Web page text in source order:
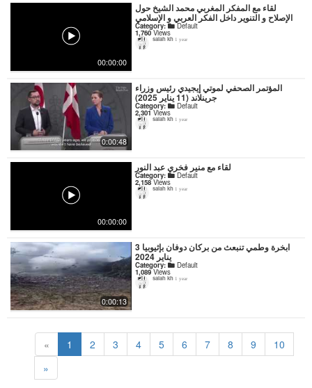
00:00:00
لقاء مع المفكر المغربي محمد الشيخ حول
الإصلاح و التنوير داخل الفكر العربي و الإسلامي
Category: Default
1,760Views
salah kh 1 year
0:00:48
المؤتمر الصحفي لموتي إيجيدي رئيس وزراء
جرينلاند (11 يناير 2025)
Category: Default
2,301Views
salah kh 1 year
00:00:00
لقاء مع منير فخري عبد النور
Category: Default
2,158Views
salah kh 1 year
0:00:13
ابخرة وطمي تنبعث من بركان دوفان بإثيوبيا 3
يناير 2024
Category: Default
1,089Views
salah kh 1 year
« 1 2 3 4 5 6 7 8 9
10
»